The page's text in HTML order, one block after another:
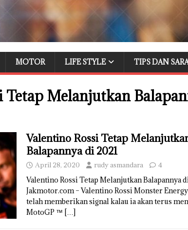
MOTOR LIFE STYLE TIPS DAN
Tetap Melanjutkan
Valentino Rossi Tetap
Balapannya di 2021
April 28, 2020 rudy asmandara 4
Valentino Rossi Tetap Melanjutkan Balapannya
Jakmotor.com – Valentino Rossi Monster Energy
telah memberikan signal kalau ia akan terus
MotoGP ™ […]